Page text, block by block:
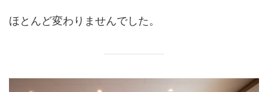
ほとんど変わりませんでした。